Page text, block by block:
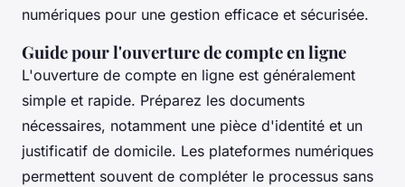
numériques pour une gestion efficace et sécurisée.
Guide pour l'ouverture de compte en ligne
L'ouverture de compte en ligne est généralement
simple et rapide. Préparez les documents
nécessaires, notamment une pièce d'identité et un
justificatif de domicile. Les plateformes numériques
permettent souvent de compléter le processus sans